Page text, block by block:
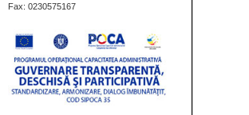
Fax: 0230575167